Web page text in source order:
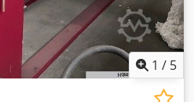
1 / 5